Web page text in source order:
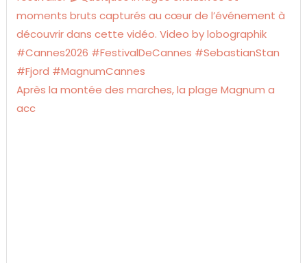
Après la montée des marches, la plage Magnum a
acc